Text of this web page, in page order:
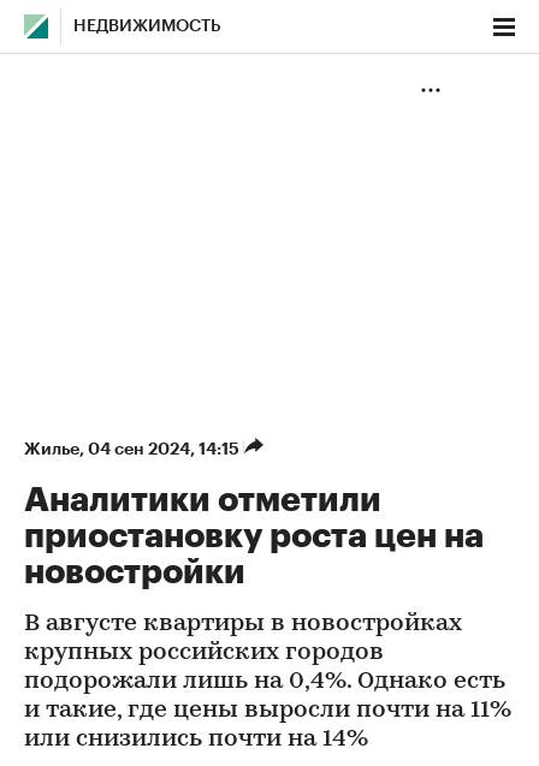
НЕДВИЖИМОСТЬ
Жилье⁠, 04 сен 2024, 14:15
Аналитики отметили
приостановку роста цен на
новостройки
В августе квартиры в новостройках
крупных российских городов
подорожали лишь на 0,4%. Однако есть
и такие, где цены выросли почти на 11%
или снизились почти на 14%